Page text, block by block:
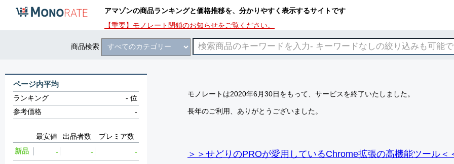
アマゾンの商品ランキングと価格推移を、分かりやすく表示するサイトです
【重要】モノレート閉鎖のお知らせをご覧ください。
商品検索
モノレートは2020年6月30日をもって、サービスを終了いたしました。
長年のご利用、ありがとうございました。
＞＞せどりのPROが愛用しているChrome拡張の高機能ツール＜
ページ内平均
ランキング -位
参考価格
-
最安値 出品者数
プレミア数
新品
- - -